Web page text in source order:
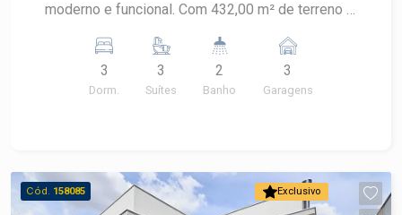
moderno e funcional. Com 432,00 m² de terreno e
ambientes amplos, bem distribuídos e excelente
padrão de acabamento. Destaques do imóvel: -
03 suítes amplas; - Escritório, ideal para home
amigos; - Piscina; - Lavanderia; - Acabamentos
de qualidade e excelente aproveitamento dos
3
Dorm.
3
Suítes
2
Banho
3
Garagens
Exclusivo
Cód. 158085